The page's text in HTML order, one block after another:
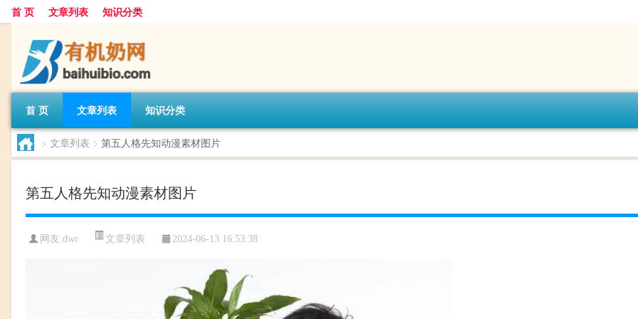
首 页 文章列表 知识分类
首 页 文章列表 知识分类
> 文章列表 > 第五人格先知动漫素材图片
第五人格先知动漫素材图片
网友:dwr 文章列表 2024-06-13 16:53:38